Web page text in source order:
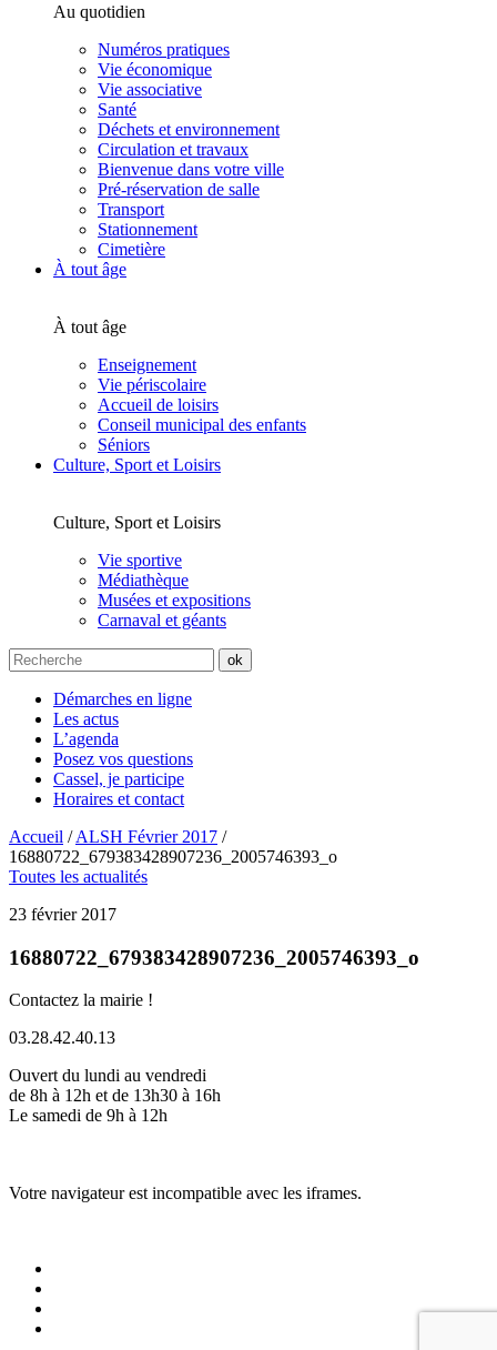
Au quotidien
Numéros pratiques
Vie économique
Vie associative
Santé
Déchets et environnement
Circulation et travaux
Bienvenue dans votre ville
Pré-réservation de salle
Transport
Stationnement
Cimetière
À tout âge
À tout âge
Enseignement
Vie périscolaire
Accueil de loisirs
Conseil municipal des enfants
Séniors
Culture, Sport et Loisirs
Culture, Sport et Loisirs
Vie sportive
Médiathèque
Musées et expositions
Carnaval et géants
Démarches en ligne
Les actus
L’agenda
Posez vos questions
Cassel, je participe
Horaires et contact
Accueil /ALSH Février 2017 /
16880722_679383428907236_2005746393_o
Toutes les actualités
23 février 2017
16880722_679383428907236_2005746393_o
Contactez la mairie !
03.28.42.40.13
Ouvert du lundi au vendredi
de 8h à 12h et de 13h30 à 16h
Le samedi de 9h à 12h
Votre navigateur est incompatible avec les iframes.